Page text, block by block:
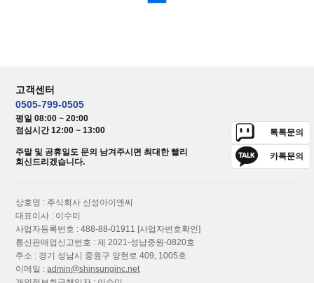
고객센터
0505-799-0505
평일 08:00 ~ 20:00
점심시간 12:00 ~ 13:00
주말 및 공휴일도 문의 남겨주시면 최대한 빨리
회신드리겠습니다.
톡톡문의
카톡문의
상호명 : 주식회사 신성아이앤씨
대표이사 : 이수미
사업자등록번호 : 488-88-01911 [사업자번호확인]
통신판매업신고번호 : 제 2021-성남중원-0820호
주소 : 경기 성남시 중원구 양현로 409, 1005호
이메일 :admin@shinsunginc.net